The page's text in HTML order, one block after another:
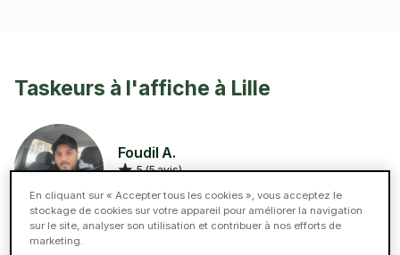
Taskeurs à l'affiche à Lille
Foudil A.
5 (5 avis)
🔧 Réparation domestique J’ai plus de 5 ans
En cliquant sur « Accepter tous les cookies », vous acceptez le
stockage de cookies sur votre appareil pour améliorer la navigation
sur le site, analyser son utilisation et contribuer à nos efforts de
marketing.